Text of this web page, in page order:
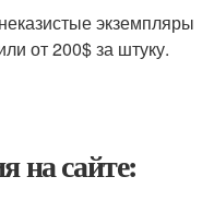
экземпляры
от 200$ за штуку.
на сайте: